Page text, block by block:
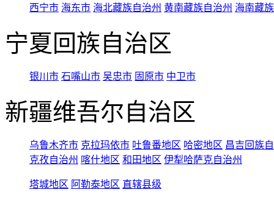
西宁市 海东市 海北藏族自治州 黄南藏族自治州 海南藏
宁夏回族自治区
银川市 石嘴山市 吴忠市 固原市 中卫市
新疆维吾尔自治区
乌鲁木齐市 克拉玛依市 吐鲁番地区 哈密地区 昌吉回族
克孜自治州 喀什地区 和田地区 伊犁哈萨克自治州
塔城地区 阿勒泰地区 直辖县级